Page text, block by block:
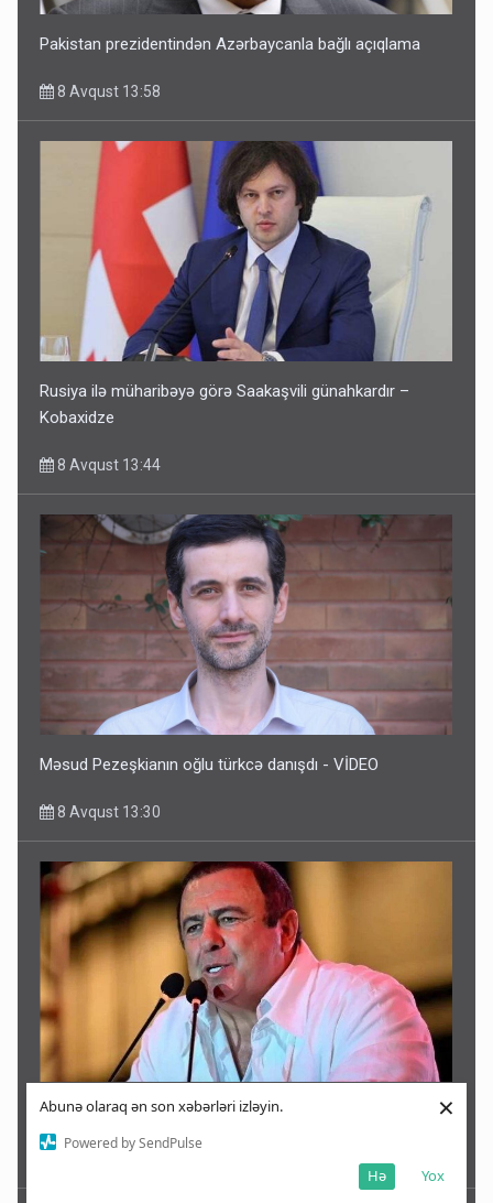
Abunə olaraq ən son xəbərləri izləyin.
Powered by SendPulse
Yox
Hə
×
Pakistan prezidentindən Azərbaycanla bağlı açıqlama
8 Avqust 13:58
Rusiya ilə müharibəyə görə Saakaşvili günahkardır –
Kobaxidze
8 Avqust 13:44
Məsud Pezeşkianın oğlu türkcə danışdı - VİDEO
8 Avqust 13:30
Çarukyanın kürəkəni sifarişli qətlə görə həbs edildi